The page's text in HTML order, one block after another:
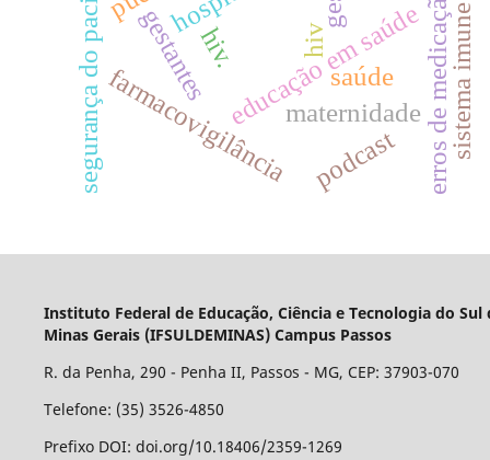
gestantes
maternidade erros de medicação
farmacovigilância
segurança do paciente educação em saúde
hiv
hiv.
saúde
podcast sistema imune
Instituto Federal de Educação, Ciência e Tecnologia do Sul
Minas Gerais (IFSULDEMINAS) Campus Passos
R. da Penha, 290 - Penha II, Passos - MG, CEP: 37903-070
Telefone: (35) 3526-4850
Prefixo DOI: doi.org/10.18406/2359-1269